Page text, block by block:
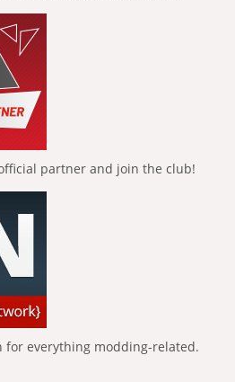
partner and join the club!
for everything modding-related.